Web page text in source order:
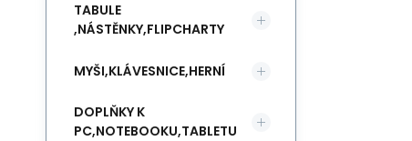
TABULE
,NÁSTĚNKY,FLIPCHARTY
MYŠI,KLÁVESNICE,HERNÍ
DOPLŇKY K
PC,NOTEBOOKU,TABLETU